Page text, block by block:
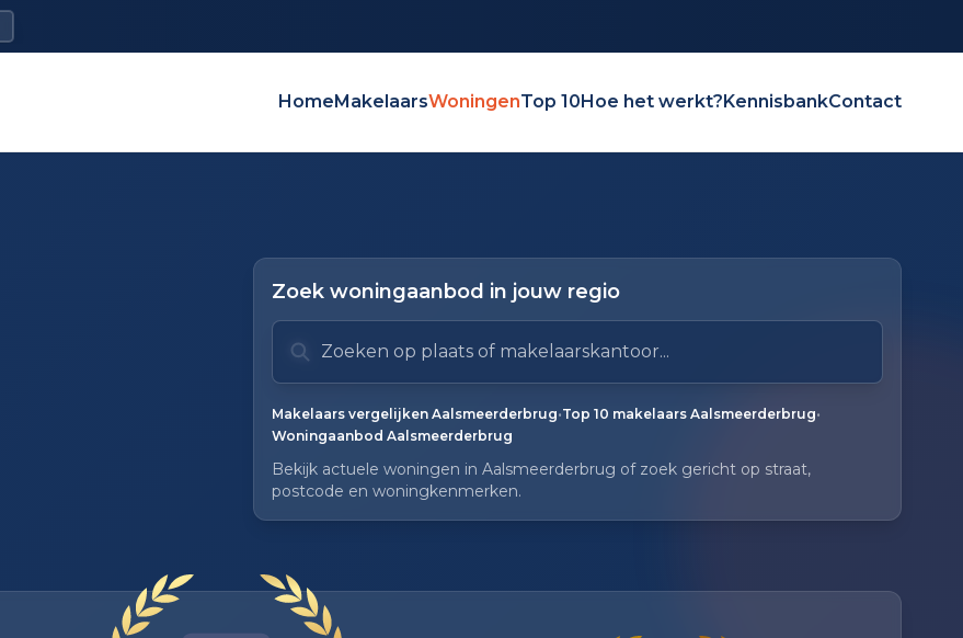
HomeMakelaarsWoningenTop 10Hoe het werkt?KennisbankContact
Zoek woningaanbod in jouw regio
Zoek op plaats of makelaarskantoor
Typ om te zoeken. Gebruik pijl omlaag en pijl omhoog om door resultaten te
Makelaars vergelijken Aalsmeerderbrug•Top 10 makelaars Aalsmeerderbrug•
Woningaanbod Aalsmeerderbrug
Bekijk actuele woningen in Aalsmeerderbrug of zoek gericht op straat,
postcode en woningkenmerken.